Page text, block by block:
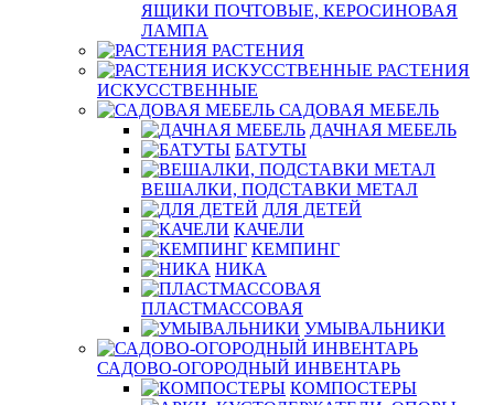
ЯЩИКИ ПОЧТОВЫЕ, КЕРОСИНОВАЯ
ЛАМПА
РАСТЕНИЯ
РАСТЕНИЯ
ИСКУССТВЕННЫЕ
САДОВАЯ МЕБЕЛЬ
ДАЧНАЯ МЕБЕЛЬ
БАТУТЫ
ВЕШАЛКИ, ПОДСТАВКИ МЕТАЛ
ДЛЯ ДЕТЕЙ
КАЧЕЛИ
КЕМПИНГ
НИКА
ПЛАСТМАССОВАЯ
УМЫВАЛЬНИКИ
САДОВО-ОГОРОДНЫЙ ИНВЕНТАРЬ
КОМПОСТЕРЫ